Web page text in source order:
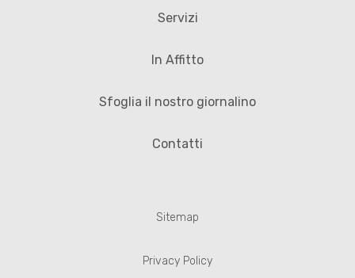
Servizi
In Affitto
Sfoglia il nostro giornalino
Contatti
Sitemap
Privacy Policy